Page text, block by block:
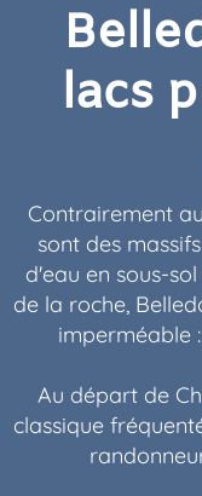
lacs
Contrairement
sont des
d'eau en sous-
de la roche,
imperméable
Au départ de
classique